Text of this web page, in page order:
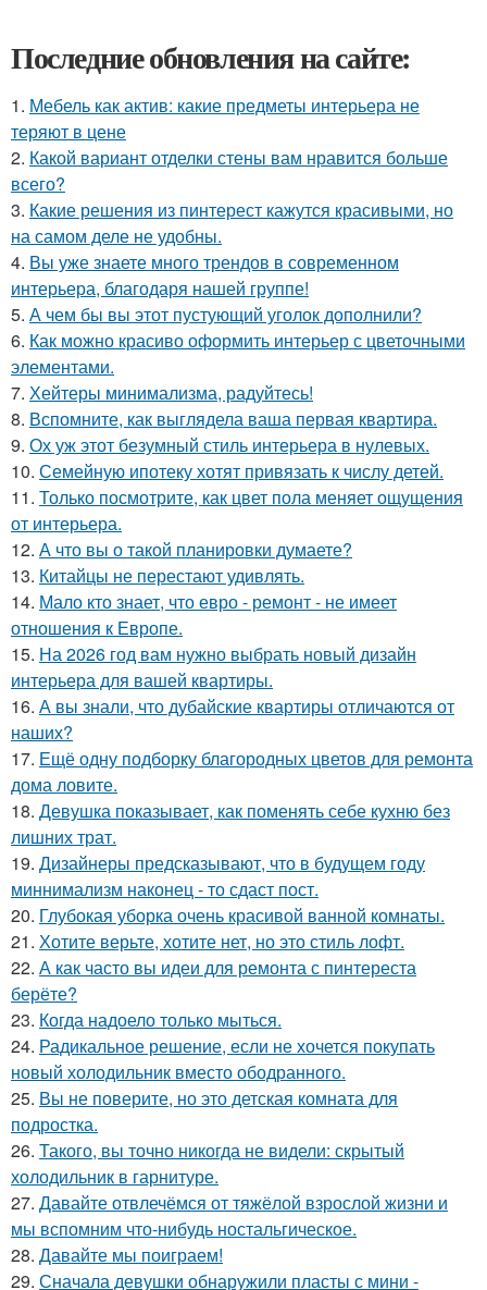
Последние обновления на сайте:
1. Мебель как актив: какие предметы интерьера не
теряют в цене
2. Какой вариант отделки стены вам нравится больше
всего?
3. Какие решения из пинтерест кажутся красивыми, но
на самом деле не удобны.
4. Вы уже знаете много трендов в современном
интерьера, благодаря нашей группе!
5. А чем бы вы этот пустующий уголок дополнили?
6. Как можно красиво оформить интерьер с цветочными
элементами.
7. Хейтеры минимализма, радуйтесь!
8. Вспомните, как выглядела ваша первая квартира.
9. Ох уж этот безумный стиль интерьера в нулевых.
10. Семейную ипотеку хотят привязать к числу детей.
11. Только посмотрите, как цвет пола меняет ощущения
от интерьера.
12. А что вы о такой планировки думаете?
13. Китайцы не перестают удивлять.
14. Мало кто знает, что евро - ремонт - не имеет
отношения к Европе.
15. На 2026 год вам нужно выбрать новый дизайн
интерьера для вашей квартиры.
16. А вы знали, что дубайские квартиры отличаются от
наших?
17. Ещё одну подборку благородных цветов для ремонта
дома ловите.
18. Девушка показывает, как поменять себе кухню без
лишних трат.
19. Дизайнеры предсказывают, что в будущем году
миннимализм наконец - то сдаст пост.
20. Глубокая уборка очень красивой ванной комнаты.
21. Хотите верьте, хотите нет, но это стиль лофт.
22. А как часто вы идеи для ремонта с пинтереста
берёте?
23. Когда надоело только мыться.
24. Радикальное решение, если не хочется покупать
новый холодильник вместо ободранного.
25. Вы не поверите, но это детская комната для
подростка.
26. Такого, вы точно никогда не видели: скрытый
холодильник в гарнитуре.
27. Давайте отвлечёмся от тяжёлой взрослой жизни и
мы вспомним что-нибудь ностальгическое.
28. Давайте мы поиграем!
29. Сначала девушки обнаружили пласты с мини -